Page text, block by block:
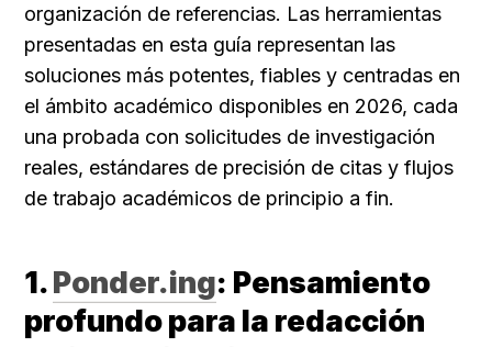
organización de referencias. Las herramientas
presentadas en esta guía representan las
soluciones más potentes, fiables y centradas en
el ámbito académico disponibles en 2026, cada
una probada con solicitudes de investigación
reales, estándares de precisión de citas y flujos
de trabajo académicos de principio a fin.
1. Ponder.ing: Pensamiento
profundo para la redacción